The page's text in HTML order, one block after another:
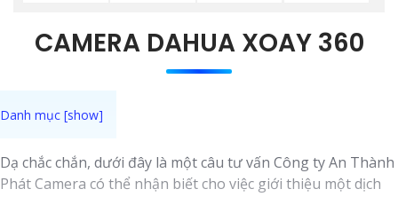
CAMERA DAHUA XOAY 360
Dạ chắc chắn, dưới đây là một câu tư vấn Công ty An Thành
Phát Camera có thể nhận biết cho việc giới thiệu một dịch